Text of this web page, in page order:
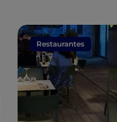
Restaurantes